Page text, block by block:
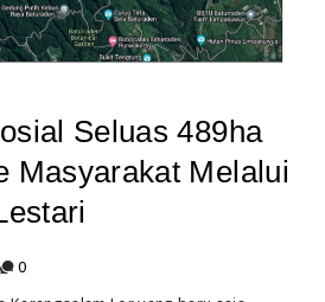
Seluas 489ha
Masyarakat Melalui
0